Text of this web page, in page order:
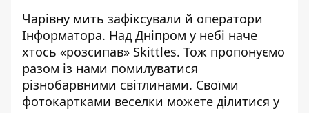
Чарівну мить зафіксували й оператори
Інформатора. Над Дніпром у небі наче
хтось «розсипав» Skittles. Тож пропонуємо
разом із нами помилуватися
різнобарвними світлинами. Своїми
фотокартками веселки можете ділитися у